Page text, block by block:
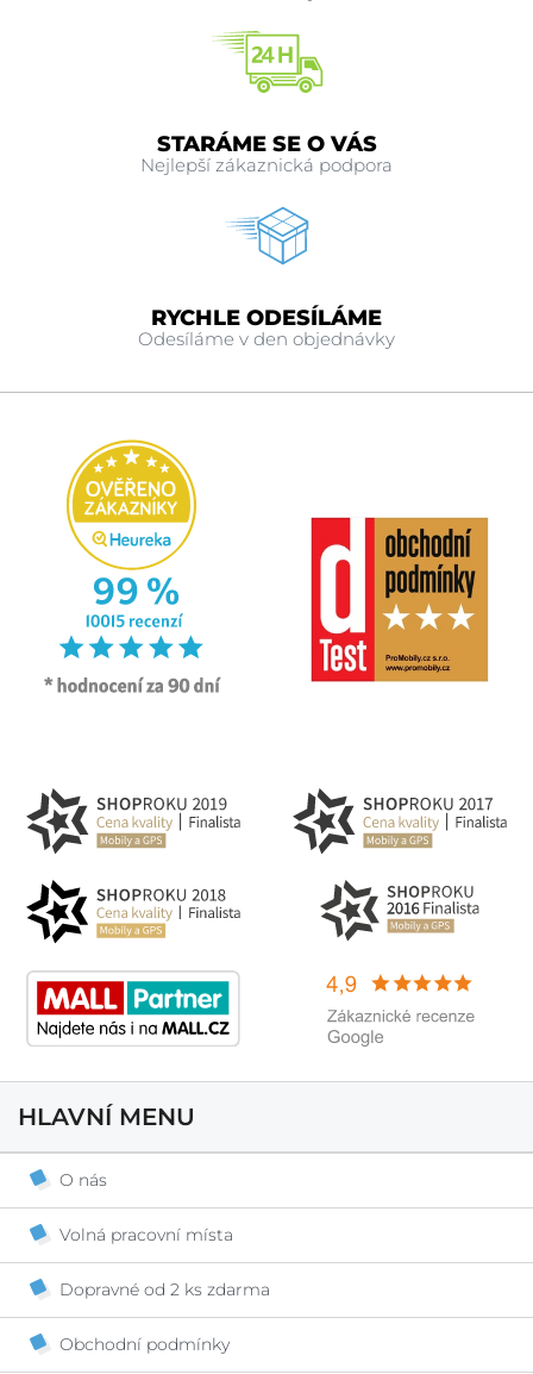
STARÁME SE O VÁS
Nejlepší zákaznická podpora
RYCHLE ODESÍLÁME
Odesíláme v den objednávky
HLAVNÍ MENU
O nás
Volná pracovní místa
Dopravné od 2 ks zdarma
Obchodní podmínky